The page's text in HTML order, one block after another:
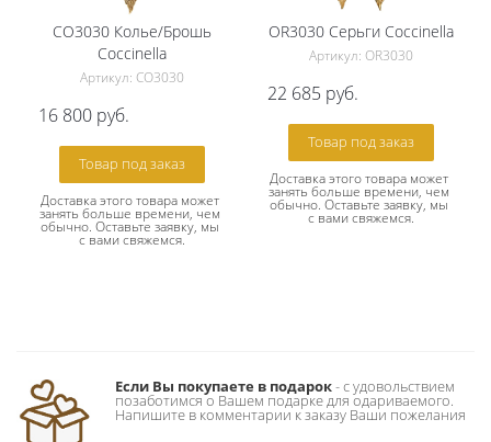
CO3030 Колье/Брошь
Сoccinella
Артикул: CO3030
16 800 руб.
Товар под заказ
Доставка этого товара может
занять больше времени, чем
обычно. Оставьте заявку, мы
с вами свяжемся.
OR3030 Серьги Сoccinella
Артикул: OR3030
22 685 руб.
Товар под заказ
Доставка этого товара может
занять больше времени, чем
обычно. Оставьте заявку, мы
с вами свяжемся.
Если Вы покупаете в подарок- c удовольствием
позаботимся о Вашем подарке для одариваемого.
Напишите в комментарии к заказу Ваши пожелания